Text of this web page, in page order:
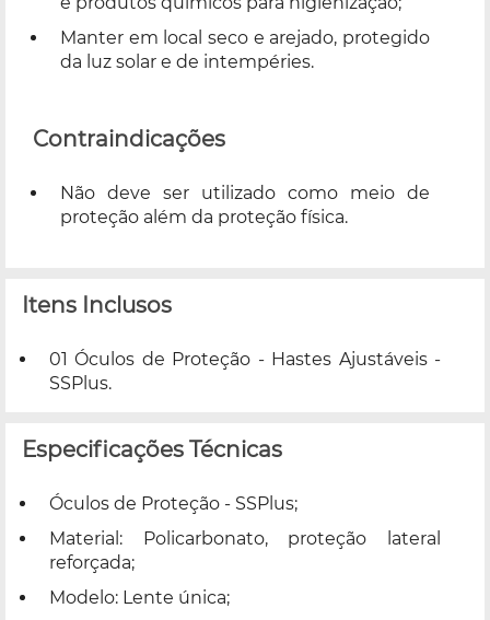
Manter em local seco e arejado, protegido
da luz solar e de intempéries.
Contraindicações
Não deve ser utilizado como meio de
proteção além da proteção física.
Itens Inclusos
01 Óculos de Proteção - Hastes Ajustáveis -
SSPlus.
Especificações Técnicas
Óculos de Proteção - SSPlus;
Material: Policarbonato, proteção lateral
reforçada;
Modelo: Lente única;